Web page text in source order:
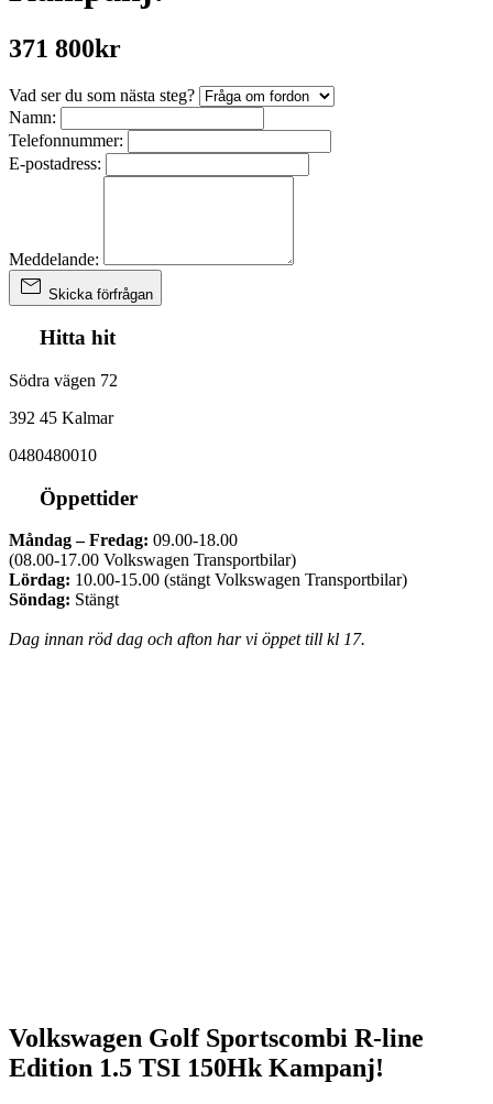
371 800kr
Vad ser du som nästa steg?
Namn:
Telefonnummer:
E-postadress:
Meddelande:
Skicka förfrågan
Hitta hit
Södra vägen 72
392 45 Kalmar
0480480010
Öppettider
Måndag – Fredag: 09.00-18.00
(08.00-17.00 Volkswagen Transportbilar)
Lördag: 10.00-15.00 (stängt Volkswagen Transportbilar)
Söndag: Stängt
Dag innan röd dag och afton har vi öppet till kl 17.
Volkswagen Golf Sportscombi R-line
Edition 1.5 TSI 150Hk Kampanj!